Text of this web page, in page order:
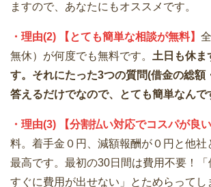
ますので、あなたにもオススメです。
・理由(2) 【とても簡単な相談が無料】
無休）が何度でも無料です。 土日も休ま
す。それにたった3つの質問(借金の総額
答えるだけでなので、とても簡単なんで
・理由(3) 【分割払い対応でコスパが良い
料。着手金０円、減額報酬が０円と他社
最高です。最初の30日間は費用不要！「
すぐに費用が出せない」とためらってし